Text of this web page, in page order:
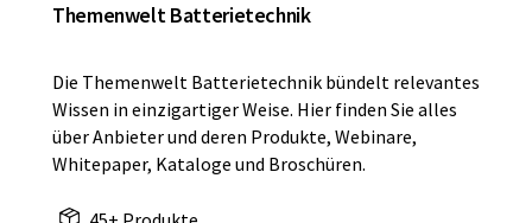
Themenwelt Batterietechnik
Die Themenwelt Batterietechnik bündelt relevantes
Wissen in einzigartiger Weise. Hier finden Sie alles
über Anbieter und deren Produkte, Webinare,
Whitepaper, Kataloge und Broschüren.